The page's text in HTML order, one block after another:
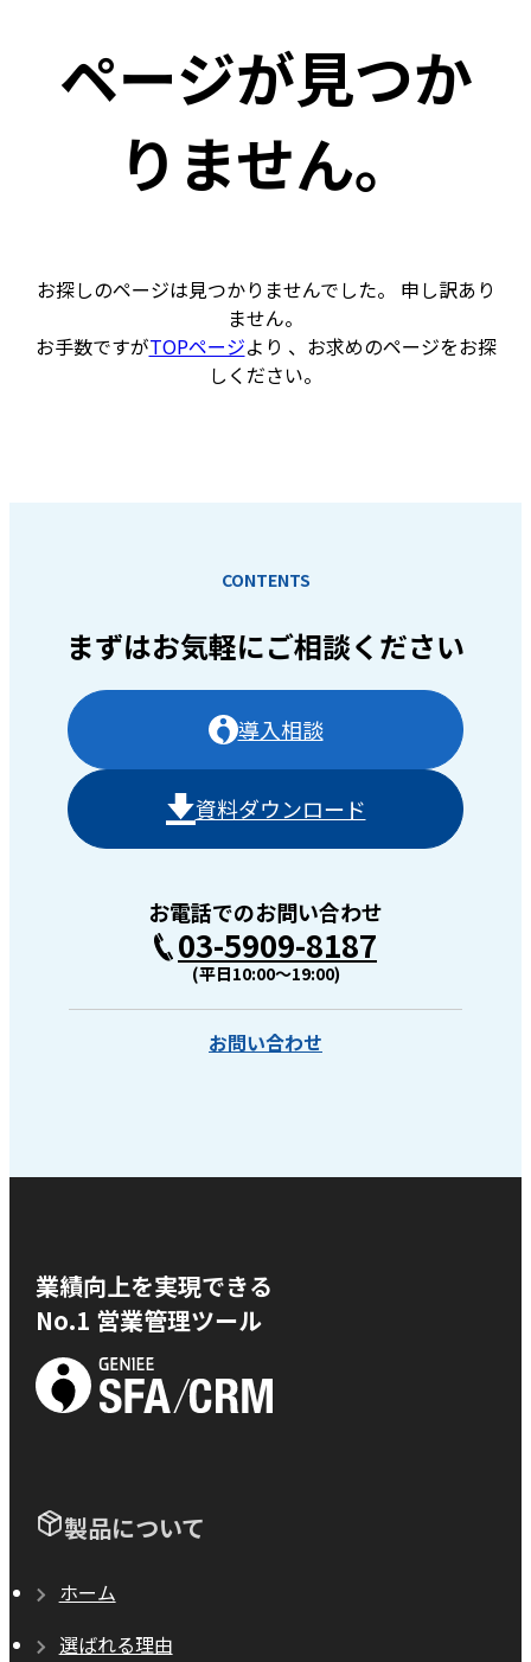
ページが見つか
りません。
お探しのページは見つかりませんでした。 申し訳あり
ません。
お手数ですがTOPページより 、お求めのページをお探
しください。
CONTENTS
まずはお気軽にご相談ください
導入相談
資料ダウンロード
お電話でのお問い合わせ
03-5909-8187
(平日10:00〜19:00)
お問い合わせ
業績向上を実現できる
No.1 営業管理ツール
製品について
ホーム
選ばれる理由